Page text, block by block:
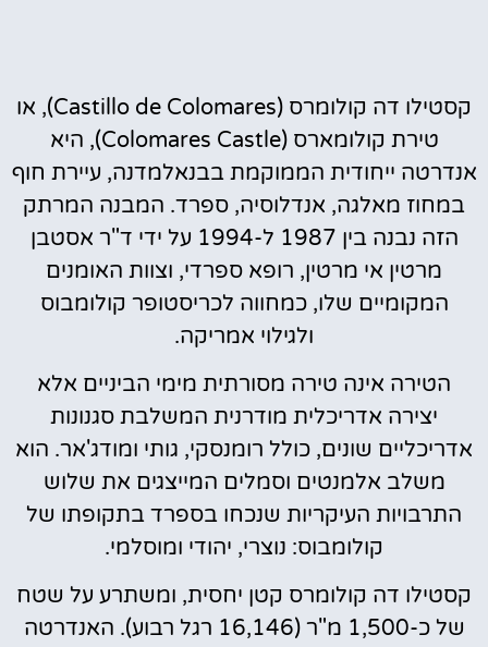
קסטילו דה קולומרס (Castillo de Colomares), או
טירת קולומארס (Colomares Castle), היא
אנדרטה ייחודית הממוקמת בבנאלמדנה, עיירת חוף
במחוז מאלגה, אנדלוסיה, ספרד. המבנה המרתק
הזה נבנה בין 1987 ל-1994 על ידי ד"ר אסטבן
מרטין אי מרטין, רופא ספרדי, וצוות האומנים
המקומיים שלו, כמחווה לכריסטופר קולומבוס
ולגילוי אמריקה.
הטירה אינה טירה מסורתית מימי הביניים אלא
יצירה אדריכלית מודרנית המשלבת סגנונות
אדריכליים שונים, כולל רומנסקי, גותי ומודג'אר. הוא
משלב אלמנטים וסמלים המייצגים את שלוש
התרבויות העיקריות שנכחו בספרד בתקופתו של
קולומבוס: נוצרי, יהודי ומוסלמי.
קסטילו דה קולומרס קטן יחסית, ומשתרע על שטח
של כ-1,500 מ"ר (16,146 רגל רבוע). האנדרטה